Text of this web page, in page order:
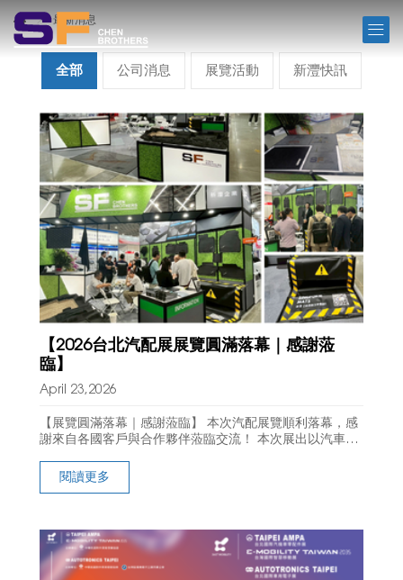
最新消息
全部 公司消息 展覽活動 新灃快訊
【2026台北汽配展展覽圓滿落幕｜感謝蒞
臨】
April 23,2026
【展覽圓滿落幕｜感謝蒞臨】 本次汽配展覽順利落幕，感
謝來自各國客戶與合作夥伴蒞臨交流！ 本次展出以汽車腳
通用型車墊 射出成型車墊 現場詢
閱讀更多